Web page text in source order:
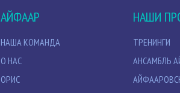
АЙФААР
НАША КОМАНДА
О НАС
ОРИС
НАШИ
ТРЕНИНГИ
АНСАМБЛЬ